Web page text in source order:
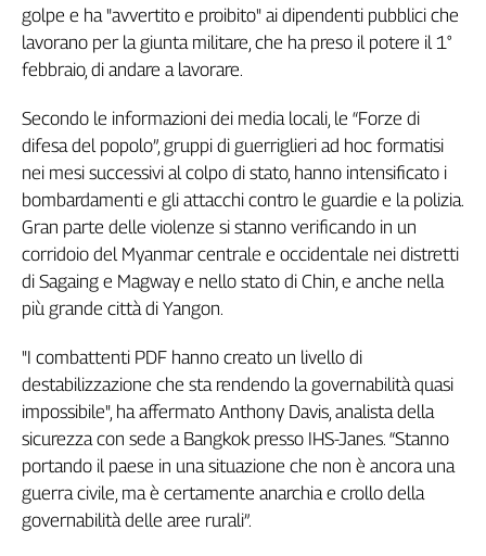
golpe e ha "avvertito e proibito" ai dipendenti pubblici che
lavorano per la giunta militare, che ha preso il potere il 1°
febbraio, di andare a lavorare.
Secondo le informazioni dei media locali, le “Forze di
difesa del popolo”, gruppi di guerriglieri ad hoc formatisi
nei mesi successivi al colpo di stato, hanno intensificato i
bombardamenti e gli attacchi contro le guardie e la polizia.
Gran parte delle violenze si stanno verificando in un
corridoio del Myanmar centrale e occidentale nei distretti
di Sagaing e Magway e nello stato di Chin, e anche nella
più grande città di Yangon.
"I combattenti PDF hanno creato un livello di
destabilizzazione che sta rendendo la governabilità quasi
impossibile", ha affermato Anthony Davis, analista della
sicurezza con sede a Bangkok presso IHS-Janes. “Stanno
portando il paese in una situazione che non è ancora una
guerra civile, ma è certamente anarchia e crollo della
governabilità delle aree rurali”.